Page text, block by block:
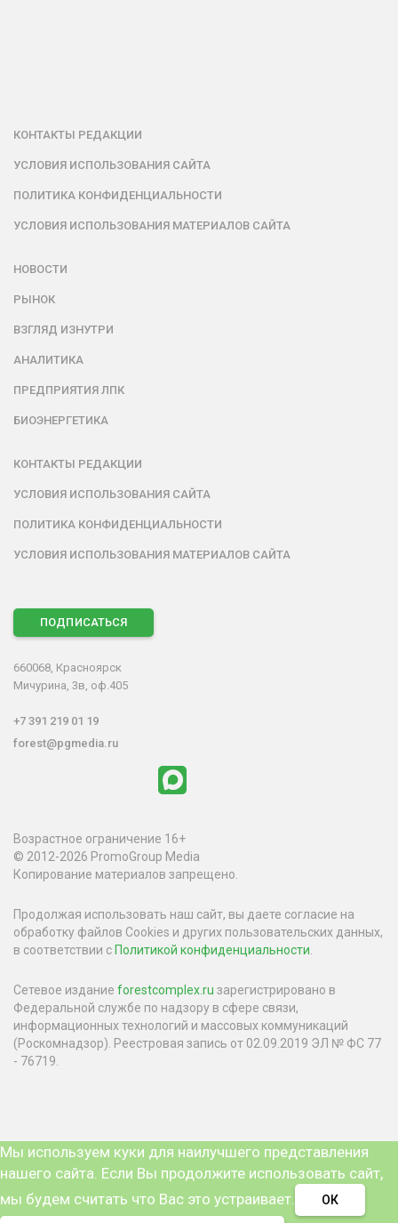
КОНТАКТЫ РЕДАКЦИИ
УСЛОВИЯ ИСПОЛЬЗОВАНИЯ САЙТА
ПОЛИТИКА КОНФИДЕНЦИАЛЬНОСТИ
УСЛОВИЯ ИСПОЛЬЗОВАНИЯ МАТЕРИАЛОВ САЙТА
НОВОСТИ
РЫНОК
ВЗГЛЯД ИЗНУТРИ
АНАЛИТИКА
ПРЕДПРИЯТИЯ ЛПК
БИОЭНЕРГЕТИКА
КОНТАКТЫ РЕДАКЦИИ
УСЛОВИЯ ИСПОЛЬЗОВАНИЯ САЙТА
ПОЛИТИКА КОНФИДЕНЦИАЛЬНОСТИ
УСЛОВИЯ ИСПОЛЬЗОВАНИЯ МАТЕРИАЛОВ САЙТА
ПОДПИСАТЬСЯ
660068, Красноярск
Мичурина, 3в, оф.405
+7 391 219 01 19
forest@pgmedia.ru
Возрастное ограничение 16+
© 2012-2026 PromoGroup Media
Копирование материалов запрещено.
Продолжая использовать наш сайт, вы даете согласие на
обработку файлов Cookies и других пользовательских данных,
в соответствии сПолитикой конфиденциальности
Сетевое издание forestcomplex.ru зарегистрировано в
Федеральной службе по надзору в сфере связи,
информационных технологий и массовых коммуникаций
(Роскомнадзор). Реестровая запись от 02.09.2019 ЭЛ № ФС 77
- 76719.
Мы используем куки для наилучшего представления
нашего сайта. Если Вы продолжите использовать сайт,
мы будем считать что Вас это устраивает.
ОК